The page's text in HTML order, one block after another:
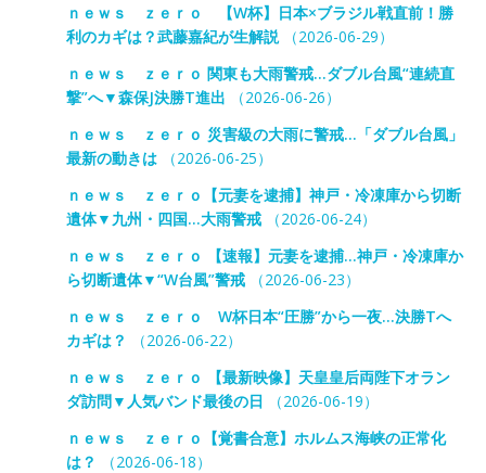
ｎｅｗｓ ｚｅｒｏ 【W杯】日本×ブラジル戦直前！勝
利のカギは？武藤嘉紀が生解説（2026-06-29）
ｎｅｗｓ ｚｅｒｏ 関東も大雨警戒…ダブル台風“連続直
撃”へ▼森保J決勝T進出 （2026-06-26）
ｎｅｗｓ ｚｅｒｏ 災害級の大雨に警戒…「ダブル台風」
最新の動きは（2026-06-25）
ｎｅｗｓ ｚｅｒｏ【元妻を逮捕】神戸・冷凍庫から切断
遺体▼九州・四国…大雨警戒（2026-06-24）
ｎｅｗｓ ｚｅｒｏ 【速報】元妻を逮捕…神戸・冷凍庫か
ら切断遺体▼“W台風”警戒（2026-06-23）
ｎｅｗｓ ｚｅｒｏ W杯日本“圧勝”から一夜…決勝Tへ
カギは？
（2026-06-22）
ｎｅｗｓ ｚｅｒｏ 【最新映像】天皇皇后両陛下オラン
ダ訪問▼人気バンド最後の日 （2026-06-19）
ｎｅｗｓ ｚｅｒｏ【覚書合意】ホルムス海峡の正常化
は？
（2026-06-18）